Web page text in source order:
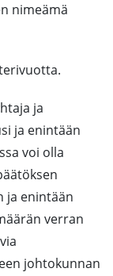
nimeämä
ja
ja enintään
voi olla
ja enintään
verran
johtokunnan